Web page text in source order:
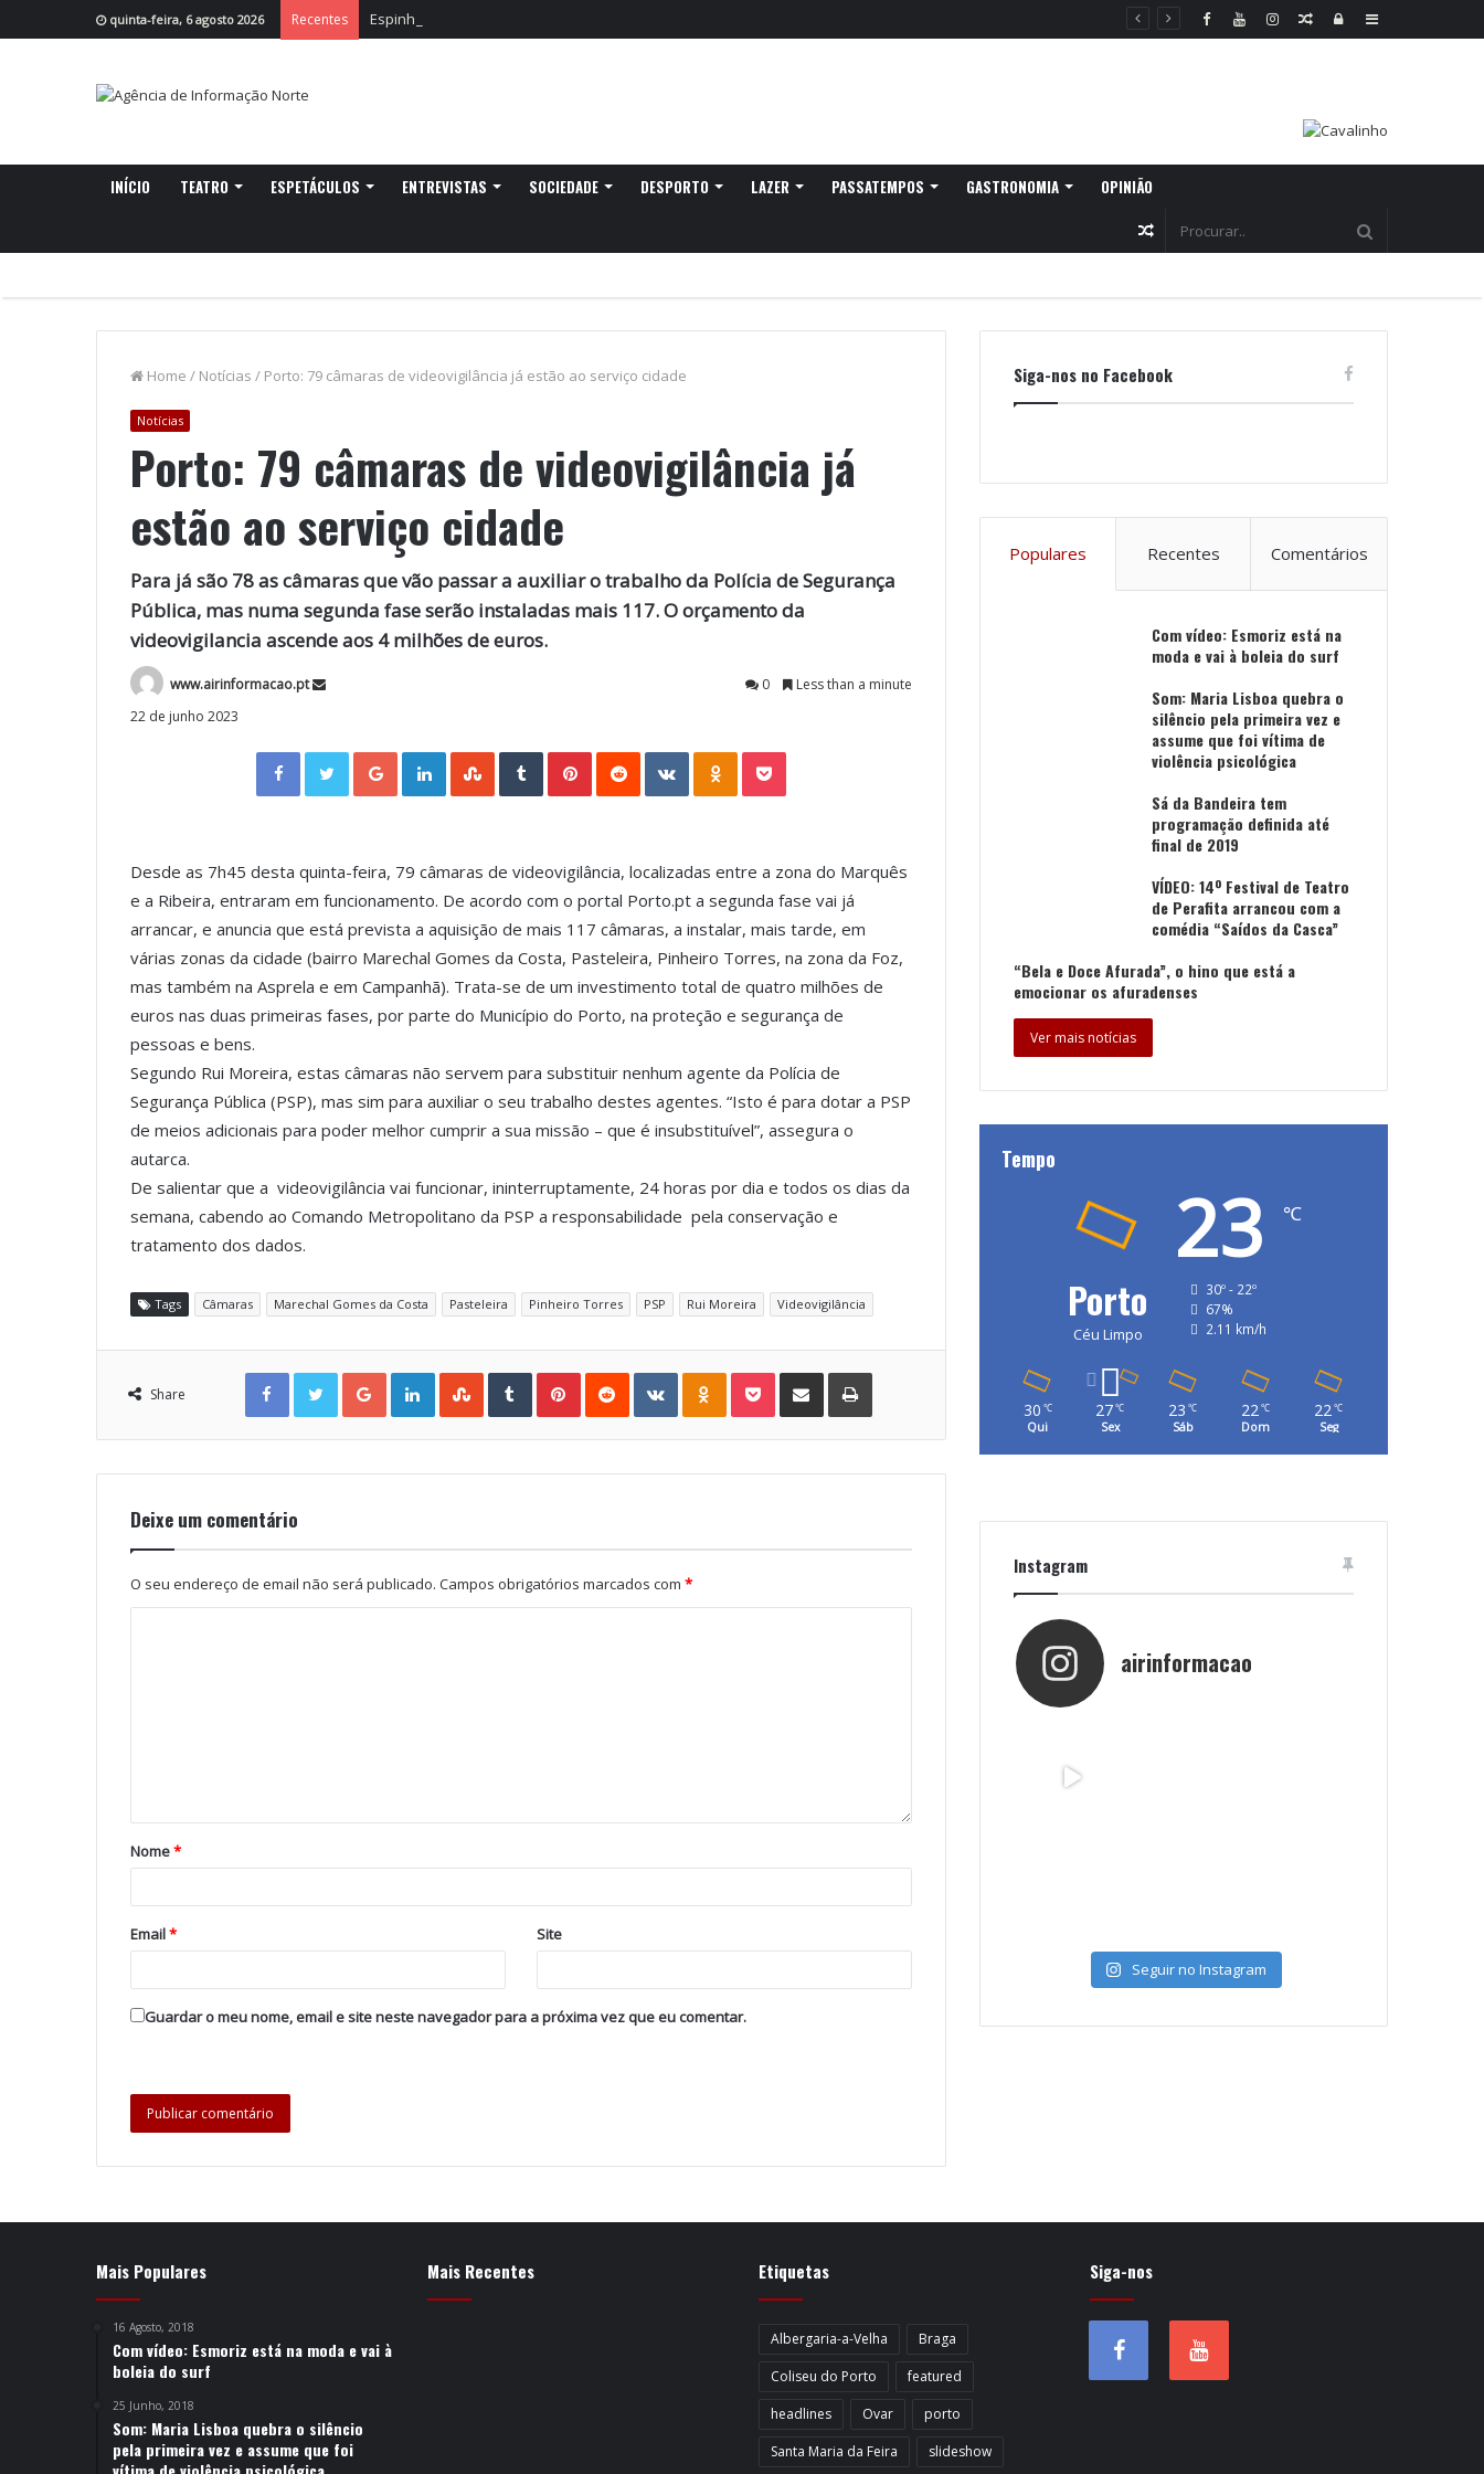
quinta-feira, 6 agosto 2026 Recentes Espinho investe 1,3 milhões de euros em refeições escolares Sidebar
Log
Random
INÍCIO TEATRO ESPETÁCULOS ENTREVISTAS SOCIEDADE DESPORTO LAZER PASSATEMPOS GASTRONOMIA OPINIÃO
Random
Home / Notícias / Porto: 79 câmaras de videovigilância já estão ao serviço cidade
Notícias
Porto: 79 câmaras de videovigilância já
estão ao serviço cidade
Para já são 78 as câmaras que vão passar a auxiliar o trabalho da Polícia de Segurança
Pública, mas numa segunda fase serão instaladas mais 117. O orçamento da
videovigilancia ascende aos 4 milhões de euros.
www.airinformacao.pt 0
Less than a minute
22 de junho 2023
Facebook Twitter Google+ LinkedIn StumbleUpon Tumblr VKontakte
Desde as 7h45 desta quinta-feira, 79 câmaras de videovigilância, localizadas entre a zona do Marquês
e a Ribeira, entraram em funcionamento. De acordo com o portal Porto.pt a segunda fase vai já
arrancar, e anuncia que está prevista a aquisição de mais 117 câmaras, a instalar, mais tarde, em
várias zonas da cidade (bairro Marechal Gomes da Costa, Pasteleira, Pinheiro Torres, na zona da Foz,
mas também na Asprela e em Campanhã). Trata-se de um investimento total de quatro milhões de
euros nas duas primeiras fases, por parte do Município do Porto, na proteção e segurança de
pessoas e bens.
Segundo Rui Moreira, estas câmaras não servem para substituir nenhum agente da Polícia de
Segurança Pública (PSP), mas sim para auxiliar o seu trabalho destes agentes. “Isto é para dotar a PSP
de meios adicionais para poder melhor cumprir a sua missão – que é insubstituível”, assegura o
autarca.
De salientar que a videovigilância vai funcionar, ininterruptamente, 24 horas por dia e todos os dias da
semana, cabendo ao Comando Metropolitano da PSP a responsabilidade pela conservação e
tratamento dos dados.
Tags Câmaras Marechal Gomes da Costa Pasteleira Pinheiro Torres PSP Rui Moreira Videovigilância
Share
Facebook Twitter Google+ LinkedIn StumbleUpon Tumblr Pinterest Reddit VKontakte Odnoklassniki Pocket Share via Email Print
Deixe um comentário
O seu endereço de email não será publicado. Campos obrigatórios marcados com *
Nome*
Email* Site
Guardar o meu nome, email e site neste navegador para a próxima vez que eu comentar.
Siga-nos no Facebook
Populares Recentes Comentários
Com vídeo: Esmoriz está na
moda e vai à boleia do surf
Som: Maria Lisboa quebra o
silêncio pela primeira vez e
assume que foi vítima de
violência psicológica
Sá da Bandeira tem
programação definida até
final de 2019
VÍDEO: 14º Festival de Teatro
de Perafita arrancou com a
comédia “Saídos da Casca”
“Bela e Doce Afurada”, o hino que está a
emocionar os afuradenses
Ver mais notícias
Tempo
Porto
Céu Limpo
23 ℃
30º - 22º
67%
2.11 km/h
30 ℃
Qui
27℃
Sex
23 ℃
Sáb
22℃
Dom
22℃
Seg
Instagram
airinformacao
Seguir no Instagram
Mais Populares
16 Agosto, 2018
Com vídeo: Esmoriz está na moda e vai à
boleia do surf
25 Junho, 2018
Som: Maria Lisboa quebra o silêncio
pela primeira vez e assume que foi
Mais Recentes Etiquetas
Albergaria-a-Velha
Braga
Coliseu do Porto
featured
headlines
Ovar
porto
Santa Maria da Feira
slideshow
Siga-nos